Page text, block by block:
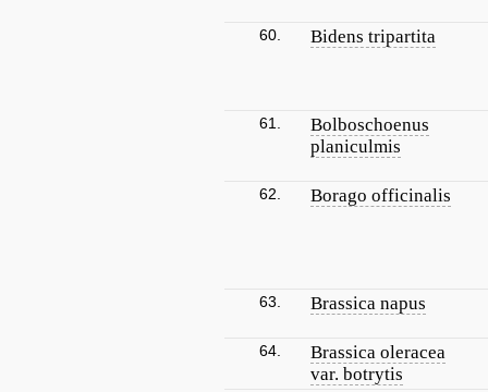
60. Bidens tripartita
61.
Bolboschoenus
planiculmis
62. Borago officinalis
63. Brassica napus
64.
Brassica oleracea
var. botrytis